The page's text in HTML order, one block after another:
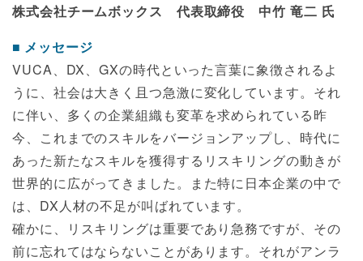
株式会社チームボックス 代表取締役 中竹 竜二 氏
メッセージ
VUCA、DX、GXの時代といった⾔葉に象徴されるよ
うに、社会は⼤きく且つ急激に変化しています。それ
に伴い、多くの企業組織も変⾰を求められている昨
今、これまでのスキルをバージョンアップし、時代に
あった新たなスキルを獲得するリスキリングの動きが
世界的に広がってきました。また特に⽇本企業の中で
は、DX⼈材の不⾜が叫ばれています。
確かに、リスキリングは重要であり急務ですが、その
前に忘れてはならないことがあります。それがアンラ